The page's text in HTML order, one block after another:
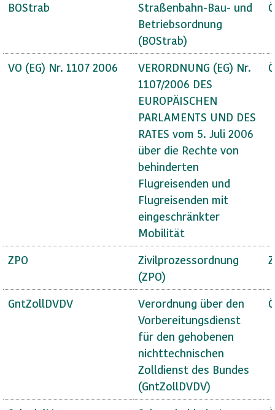
BOStrab
Straßenbahn-Bau- und
Betriebsordnung
(BOStrab)
VO (EG) Nr. 1107 2006
VERORDNUNG (EG) Nr.
1107/2006 DES
EUROPÄISCHEN
PARLAMENTS UND DES
RATES vom 5. Juli 2006
über die Rechte von
behinderten
Flugreisenden und
Flugreisenden mit
eingeschränkter
Mobilität
ZPO
Zivilprozessordnung
(ZPO)
GntZollDVDV
Verordnung über den
Vorbereitungsdienst
für den gehobenen
nichttechnischen
Zolldienst des Bundes
(GntZollDVDV)